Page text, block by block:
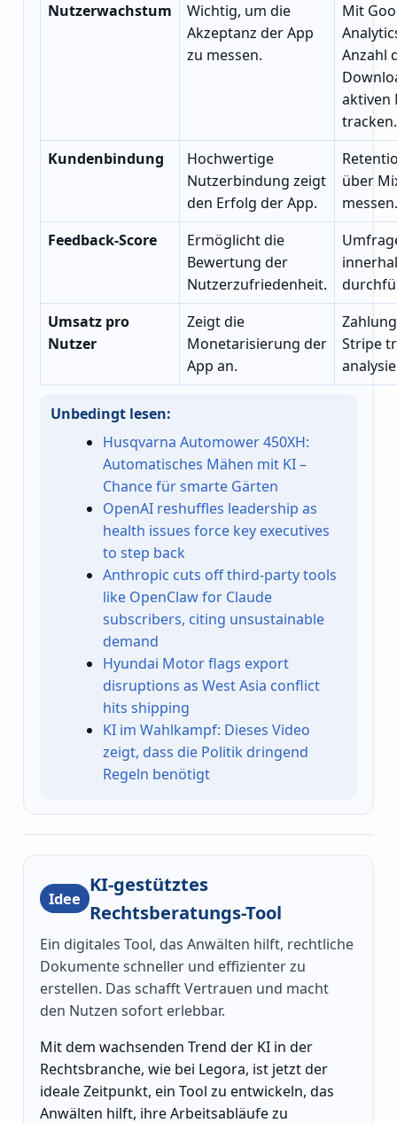
Nutzerwachstum
Wichtig, um die
Akzeptanz der App
zu messen.
Mit
Anzahl
aktiven
tracken.
Kundenbindung
Hochwertige
Nutzerbindung zeigt
den Erfolg der App.
über
messen.
Feedback-Score
Ermöglicht die
Bewertung der
Nutzerzufriedenheit.
Umsatz pro
Nutzer
Zeigt die
Monetarisierung der
App an.
Stripe
Unbedingt lesen:
Husqvarna Automower 450XH:
Automatisches Mähen mit KI –
Chance für smarte Gärten
OpenAI reshuffles leadership as
health issues force key executives
to step back
Anthropic cuts off third-party tools
like OpenClaw for Claude
subscribers, citing unsustainable
demand
Hyundai Motor flags export
disruptions as West Asia conflict
hits shipping
KI im Wahlkampf: Dieses Video
zeigt, dass die Politik dringend
Regeln benötigt
Idee
KI-gestütztes
Rechtsberatungs-Tool
Ein digitales Tool, das Anwälten hilft, rechtliche
Dokumente schneller und effizienter zu
erstellen. Das schafft Vertrauen und macht
den Nutzen sofort erlebbar.
Mit dem wachsenden Trend der KI in der
Rechtsbranche, wie bei Legora, ist jetzt der
ideale Zeitpunkt, ein Tool zu entwickeln, das
Anwälten hilft, ihre Arbeitsabläufe zu